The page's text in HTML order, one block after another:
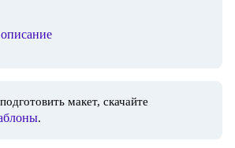
макет, скачайте
.